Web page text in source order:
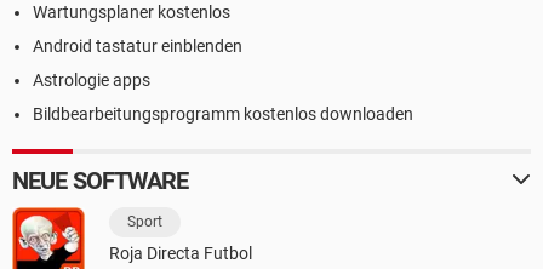
Wartungsplaner kostenlos
Android tastatur einblenden
Astrologie apps
Bildbearbeitungsprogramm kostenlos downloaden
NEUE SOFTWARE
Sport
Roja Directa Futbol